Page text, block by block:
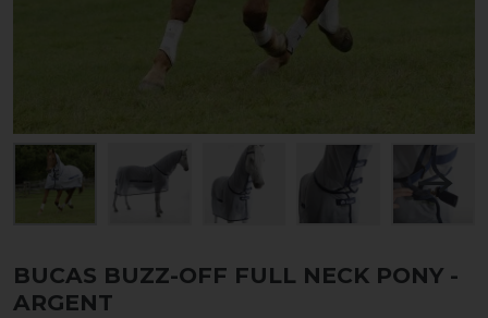
BUCAS BUZZ-OFF FULL NECK PONY -
ARGENT